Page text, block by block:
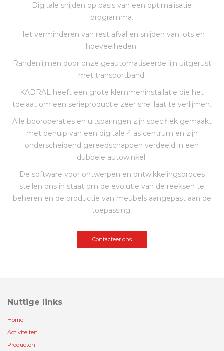
Digitale snijden op basis van een optimalisatie
programma.
Het verminderen van rest afval en snijden van lots en
hoeveelheden.
Randenlijmen door onze geautomatiseerde lijn uitgerust
met transportband.
KADRAL heeft een grote klemmeninstallatie die het
toelaat om een serieproductie zeer snel laat te verlijmen.
Alle booroperaties en uitsparingen zijn specifiek gemaakt
met behulp van een digitale 4 as centrum en zijn
onderscheidend gereedschappen verdeeld in een
dubbele autowinkel.
De software voor ontwerpen en ontwikkelingsproces
stellen ons in staat om de evolutie van de reeksen te
beheren en de productie van meubels aangepast aan de
toepassing.
Contacteer ons
Nuttige links
Home
Activiteiten
Producten